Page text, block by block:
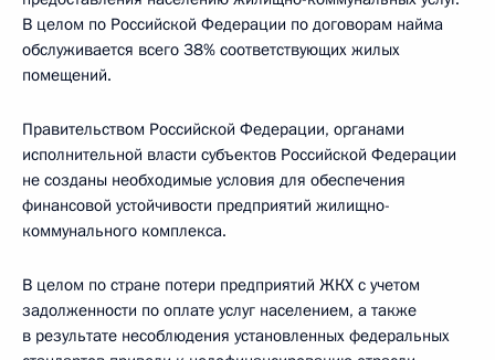
В целом по Российской Федерации по договорам найма
обслуживается всего 38% соответствующих жилых
помещений.
Правительством Российской Федерации, органами
исполнительной власти субъектов Российской Федерации
не созданы необходимые условия для обеспечения
финансовой устойчивости предприятий жилищно-
коммунального комплекса.
В целом по стране потери предприятий ЖКХ с учетом
задолженности по оплате услуг населением, а также
в результате несоблюдения установленных федеральных